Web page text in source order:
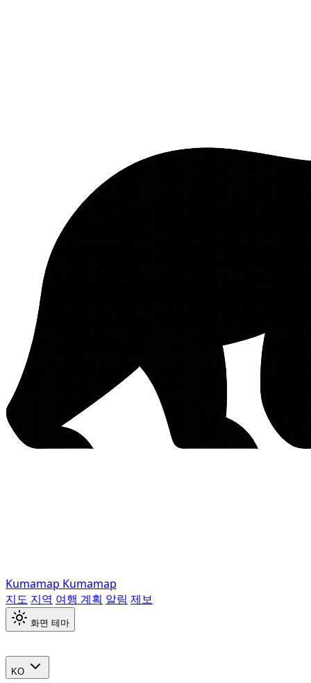
Kumamap Kumamap
지도 지역 여행 계획 알림 제보
화면 테마
KO